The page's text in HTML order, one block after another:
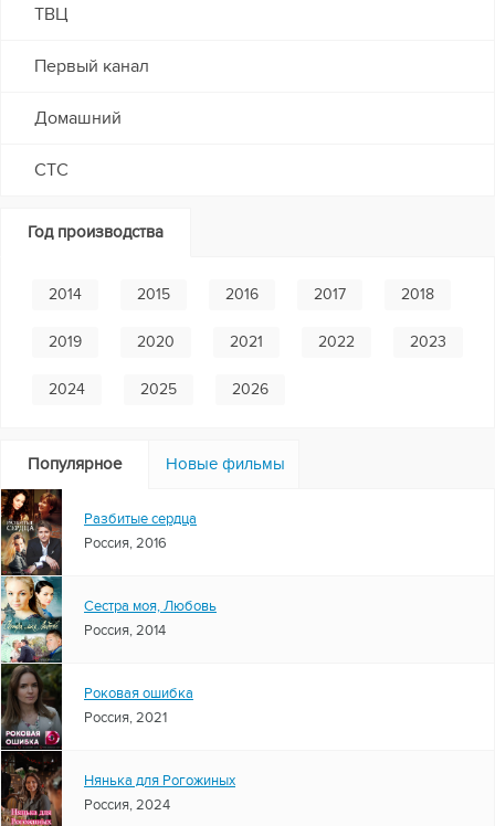
ТВЦ
Первый канал
Домашний
СТС
Год производства
2014 2015 2016 2017 2018
2019 2020 2021 2022 2023
2024 2025 2026
Популярное Новые фильмы
Разбитые сердца
Россия, 2016
Сестра моя, Любовь
Россия, 2014
Роковая ошибка
Россия, 2021
Нянька для Рогожиных
Россия, 2024